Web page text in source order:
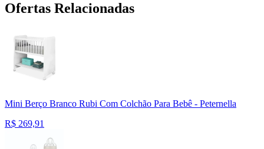
Ofertas Relacionadas
Mini Berço Branco Rubi Com Colchão Para Bebê - Peternella
R$ 269,91